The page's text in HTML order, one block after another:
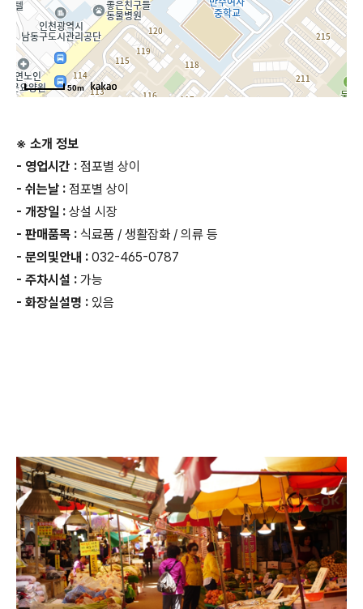
50m
※ 소개 정보
- 영업시간 : 점포별 상이
- 쉬는날 : 점포별 상이
- 개장일 : 상설 시장
- 판매품목 : 식료품 / 생활잡화 / 의류 등
- 문의및안내 : 032-465-0787
- 주차시설 : 가능
- 화장실설명 : 있음